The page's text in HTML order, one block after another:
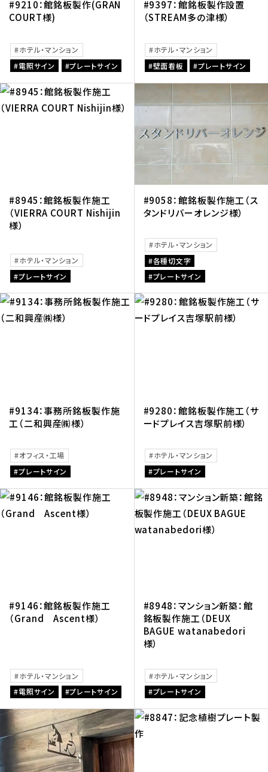
#9210：館銘板製作(GRAN
COURT様)
ホテル・マンション
電照サイン
プレートサイン
#9397：館銘板製作設置
（STREAM多の津様）
ホテル・マンション
壁面看板
プレートサイン
#8945：館銘板製作施工
（VIERRA COURT Nishijin
様）
ホテル・マンション
プレートサイン
#9058：館銘板製作施工（ス
タンドリバーオレンジ様）
ホテル・マンション
各種切文字
プレートサイン
#9134：事務所銘板製作施
工（二和興産㈱様）
オフィス・工場
プレートサイン
#9280：館銘板製作施工（サ
ードプレイス吉塚駅前様）
ホテル・マンション
プレートサイン
#9146：館銘板製作施工
（Grand Ascent様）
ホテル・マンション
電照サイン
プレートサイン
#8948：マンション新築：館
銘板製作施工（DEUX
BAGUE watanabedori
様）
ホテル・マンション
プレートサイン